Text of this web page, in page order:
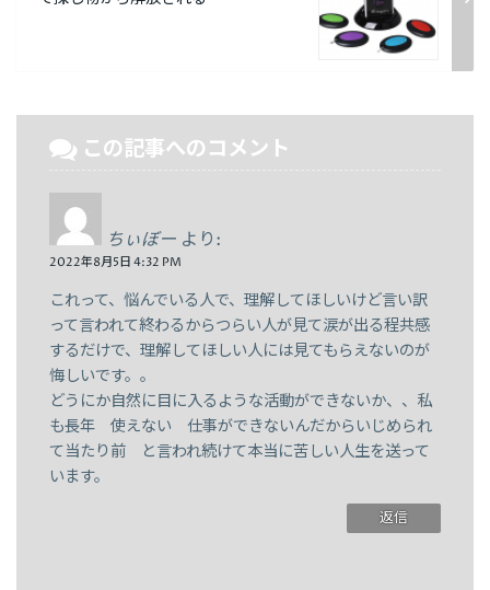
この記事へのコメント
ちぃぼー より:
2022年8月5日 4:32 PM
これって、悩んでいる人で、理解してほしいけど言い訳
って言われて終わるからつらい人が見て涙が出る程共感
するだけで、理解してほしい人には見てもらえないのが
悔しいです。。
どうにか自然に目に入るような活動ができないか、、私
も長年 使えない 仕事ができないんだからいじめられ
て当たり前 と言われ続けて本当に苦しい人生を送って
います。
返信